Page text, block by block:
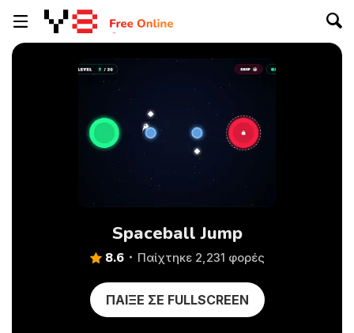
Spaceball Jump
8.6 Παίχτηκε 2,231 φορές
ΠΑΊΞΕ ΣΕ FULLSCREEN